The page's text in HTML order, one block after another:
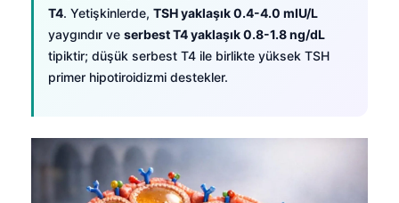
T4. Yetişkinlerde, TSH yaklaşık 0.4-4.0 mIU/L
yaygındır ve serbest T4 yaklaşık 0.8-1.8 ng/dL
tipiktir; düşük serbest T4 ile birlikte yüksek TSH
primer hipotiroidizmi destekler.